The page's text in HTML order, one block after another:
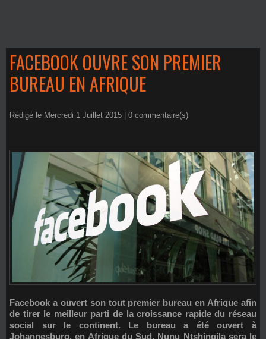
FACEBOOK OUVRE SON PREMIER
BUREAU EN AFRIQUE
Rédigé le Mercredi 1 Juillet 2015 | 0 commentaire(s)
Facebook a ouvert son tout premier bureau en Afrique afin
de tirer le meilleur parti de la croissance rapide du réseau
social sur le continent. Le bureau a été ouvert à
Johannesburg, en Afrique du Sud. Nunu Ntshingila sera le